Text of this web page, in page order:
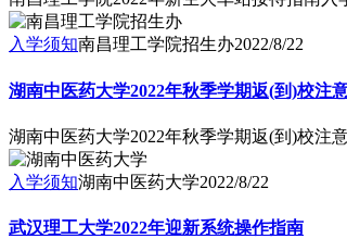
入学须知南昌理工学院招生办2022/8/22
湖南中医药大学2022年秋季学期返(到)校注
湖南中医药大学2022年秋季学期返(到)校注
入学须知湖南中医药大学2022/8/22
武汉理工大学2022年迎新系统操作指南